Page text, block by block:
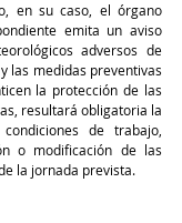
en su caso, el órgano
emita un aviso
adversos de
las medidas preventivas
la protección de las
resultará obligatoria la
de trabajo,
o modificación de las
la jornada prevista.